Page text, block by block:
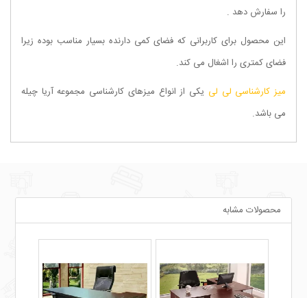
را سفارش دهد .
این محصول برای کاربرانی که فضای کمی دارنده بسیار مناسب بوده زیرا
فضای کمتری را اشغال می کند.
میز کارشناسی لی لی یکی از انواع میزهای کارشناسی مجموعهآریا چیله
می باشد.
محصولات مشابه